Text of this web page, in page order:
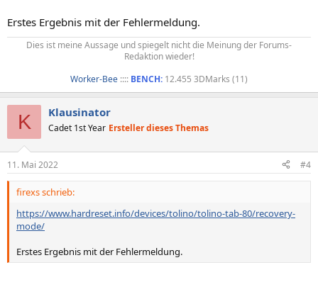
Erstes Ergebnis mit der Fehlermeldung.
Dies ist meine Aussage und spiegelt nicht die Meinung der Forums-
Redaktion wieder!
Worker-Bee :::: BENCH: 12.455 3DMarks (11)​
K Klausinator
Cadet 1st Year Ersteller dieses Themas
11. Mai 2022 #4
firexs schrieb:
https://www.hardreset.info/devices/tolino/tolino-tab-80/recovery-
mode/
Erstes Ergebnis mit der Fehlermeldung.